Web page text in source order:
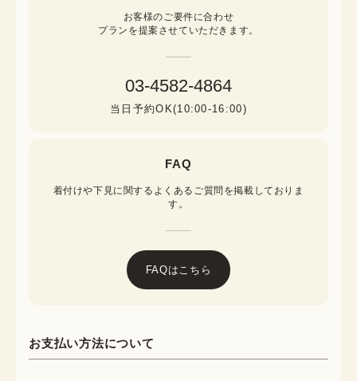
お客様のご要件に合わせ
プランを提案させていただきます。
03-4582-4864
当日予約OK(10:00-16:00)
FAQ
着付けや下見に関するよくあるご質問を掲載しておりま
す。
FAQはこちら
お支払い方法について